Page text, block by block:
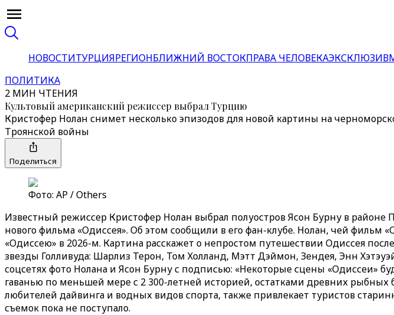
НОВОСТИТУРЦИЯРЕГИОНБЛИЖНИЙ ВОСТОКПРАВА ЧЕЛОВЕКАЭКСКЛЮЗИВ
ПОЛИТИКА
2 МИН ЧТЕНИЯ
Культовый американский режиссер выбрал Турцию
Кристофер Нолан снимет несколько эпизодов для новой картины на
Троянской войны
Поделиться
Фото: AP / Others
Известный режиссер Кристофер Нолан выбрал полуостров Ясон Бурну в
нового фильма «Одиссея». Об этом сообщили в его фан-клубе. Нолан, чей фильм
«Одиссею» в 2026-м. Картина расскажет о непростом путешествии Одиссея
звезды Голливуда: Шарлиз Терон, Том Холланд, Мэтт Дэймон, Зендея, Энн
соцсетях фото Нолана и Ясон Бурну с подписью: «Некоторые сцены «Одиссеи»
гаванью по меньшей мере с 2 300-летней историей, остатками древних рыбных
любителей дайвинга и водных видов спорта, также привлекает туристов
съемок пока не поступало.